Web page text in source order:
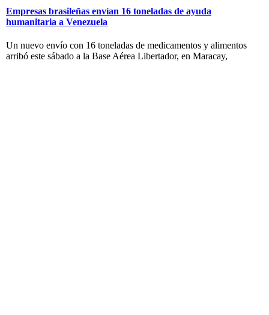
Empresas brasileñas envían 16 toneladas de ayuda
humanitaria a Venezuela
Un nuevo envío con 16 toneladas de medicamentos y alimentos
arribó este sábado a la Base Aérea Libertador, en Maracay,